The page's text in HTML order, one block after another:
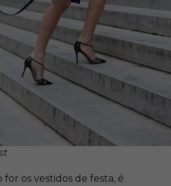
for os vestidos de festa, é